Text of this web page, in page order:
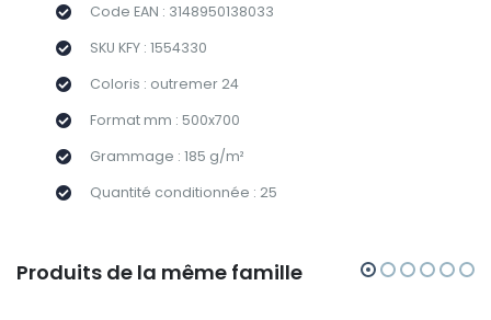
Code EAN : 3148950138033
SKU KFY : 1554330
Coloris : outremer 24
Format mm : 500x700
Grammage : 185 g/m²
Quantité conditionnée : 25
Produits de la même famille